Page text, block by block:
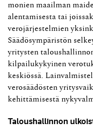
monien maailman
alentamisesta tai
verojärjestelmien
Säädösympäristön
yritysten
kilpailukykyinen
keskiössä.
verosäädösten
kehittämisestä
Taloushallinnon